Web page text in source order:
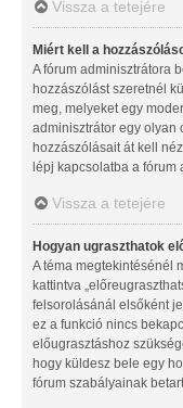
Vissza a tetejére
Miért kell a
A fórum adminisztrátora
hozzászólást szeretnél
meg, melyeket egy
adminisztrátor egy olyan
hozzászólásait át kell
lépj kapcsolatba a fórum
Vissza a tetejére
Hogyan ugraszthatok
A téma megtekintésénél
kattintva
felsorolásánál elsőként
ez a funkció nincs
előugrasztáshoz
hogy küldesz bele egy
fórum szabályainak